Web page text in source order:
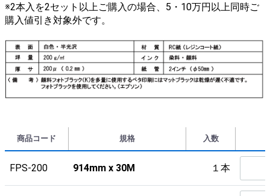
※2本入を2セット以上ご購入の場合、5・10万円以上同時ご
購入値引き対象外です。
商品コード 規格 入数
FPS-200 914mm x 30M １本